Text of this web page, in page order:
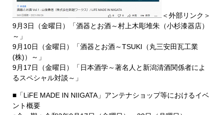
＜外部リンク＞
9月3日（金曜日）「酒器とお酒～村上木彫堆朱（小杉漆器店）
～」
9月10日（金曜日）「酒器とお酒～TSUKI（丸三安田瓦工業
(株)）～」
9月17日（金曜日）「日本酒学～著名人と新潟清酒関係者によ
るスペシャル対談～」
■「LiFE MADE IN NIIGATA」アンテナショップ等におけるイベ
ント概要